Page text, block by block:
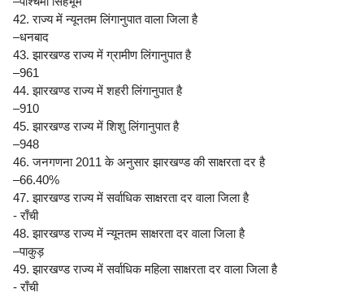
42. राज्य में न्यूनतम लिंगानुपात वाला जिला है
–धनबाद
43. झारखण्ड राज्य में ग्रामीण लिंगानुपात है
–961
44. झारखण्ड राज्य में शहरी लिंगानुपात है
–910
45. झारखण्ड राज्य में शिशु लिंगानुपात है
–948
46. जनगणना 2011 के अनुसार झारखण्ड की साक्षरता दर है
–66.40%
47. झारखण्ड राज्य में सर्वाधिक साक्षरता दर वाला जिला है
- राँची
48. झारखण्ड राज्य में न्यूनतम साक्षरता दर वाला जिला है
–पाकुड़
49. झारखण्ड राज्य में सर्वाधिक महिला साक्षरता दर वाला जिला है
- राँची